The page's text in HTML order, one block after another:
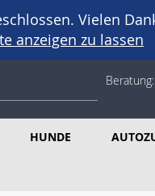
Vielen
anzeigen zu lassen
Beratung:
HUNDE